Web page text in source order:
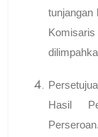
tunjangan
Hasil
Perseroan.